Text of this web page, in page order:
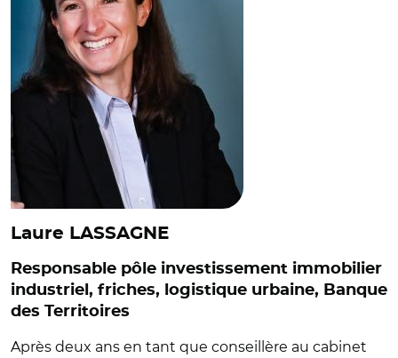
Laure LASSAGNE
Responsable pôle investissement immobilier
industriel, friches, logistique urbaine, Banque
des Territoires
Après deux ans en tant que conseillère au cabinet